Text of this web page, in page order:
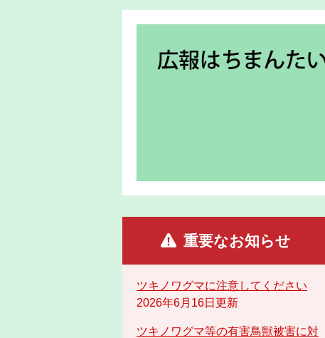
重要なお知らせ
ツキノワグマに注意してください
2026年6月16日更新
ツキノワグマ等の有害鳥獣被害に対